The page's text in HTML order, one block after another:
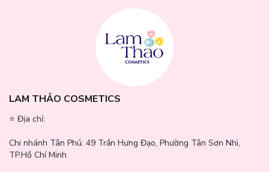
đậm và dùng nhiều sản phẩm waterproof.
Cảm giác trên da khi tẩy rất dịu nhẹ, vì sản phẩm không hề chứa
cồn. Da sau khi tẩy vẫn ẩm mượt, không khô căng.
Sản phẩm thích hợp cho làn da hỗn hợp và da dầu.
LAM THẢO COSMETICS
⭐️ Địa chỉ:
Chi nhánh Tân Phú: 49 Trần Hưng Đạo, Phường Tân Sơn Nhì,
TP.Hồ Chí Minh